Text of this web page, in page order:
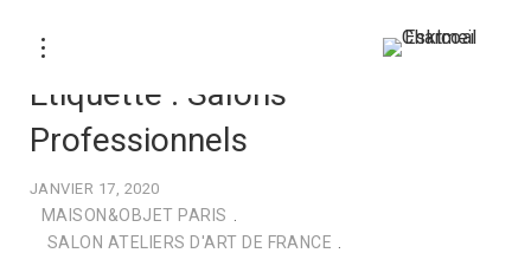
Étiquette : Salons
Professionnels
JANVIER 17, 2020
MAISON&OBJET PARIS
SALON ATELIERS D'ART DE FRANCE